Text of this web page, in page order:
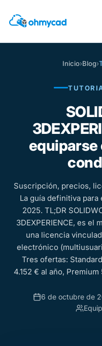
al
Inicio›Blog›
equiparse
Suscripción, precios,
La guía definitiva
2025. TL;DR
3DEXPERIENCE, es el
una licencia
electrónico
Tres ofertas:
4.152 € al año,
6 de octubre de